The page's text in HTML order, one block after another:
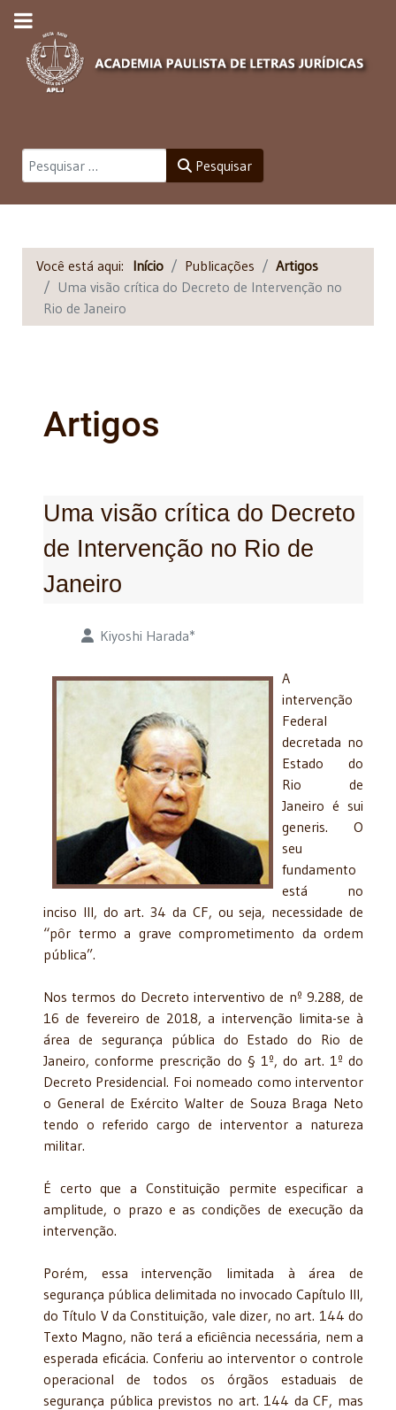
Pesquisar Pesquisar
Você está aqui: Início Publicações
Artigos
Uma visão crítica do Decreto de Intervenção no
Rio de Janeiro
Artigos
Uma visão crítica do Decreto
de Intervenção no Rio de
Janeiro
Detalhes Kiyoshi Harada*
A
intervenção
Federal
decretada no
Estado do
Rio de
Janeiro é sui
generis. O
seu
fundamento
está no
inciso III, do art. 34 da CF, ou seja, necessidade de
“pôr termo a grave comprometimento da ordem
pública”.
Nos termos do Decreto interventivo de nº 9.288, de
16 de fevereiro de 2018, a intervenção limita-se à
área de segurança pública do Estado do Rio de
Janeiro, conforme prescrição do § 1º, do art. 1º do
Decreto Presidencial. Foi nomeado como interventor
o General de Exército Walter de Souza Braga Neto
tendo o referido cargo de interventor a natureza
militar.
É certo que a Constituição permite especificar a
amplitude, o prazo e as condições de execução da
intervenção.
Porém, essa intervenção limitada à área de
segurança pública delimitada no invocado Capítulo III,
do Título V da Constituição, vale dizer, no art. 144 do
Texto Magno, não terá a eficiência necessária, nem a
esperada eficácia. Conferiu ao interventor o controle
operacional de todos os órgãos estaduais de
segurança pública previstos no art. 144 da CF, mas